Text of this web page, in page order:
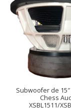
Subwoofer de
Chess
XSBL1511/